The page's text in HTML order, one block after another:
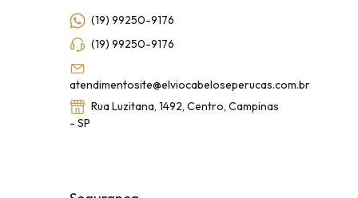
(19) 99250-9176
(19) 99250-9176
atendimentosite@elviocabeloseperucas.com.br
Rua Luzitana, 1492, Centro, Campinas
- SP